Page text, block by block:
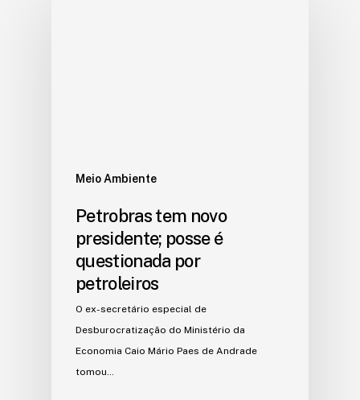
Meio Ambiente
Petrobras tem novo
presidente; posse é
questionada por
petroleiros
O ex-secretário especial de
Desburocratização do Ministério da
Economia Caio Mário Paes de Andrade
tomou…